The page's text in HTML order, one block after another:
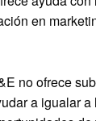
en
no ofrece
a igualar